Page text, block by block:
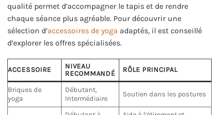
qualité permet d’accompagner le tapis et de rendre
chaque séance plus agréable. Pour découvrir une
sélection d’accessoires de yoga adaptés, il est conseillé
d’explorer les offres spécialisées.
ACCESSOIRE
NIVEAU
RECOMMANDÉ
RÔLE PRINCIPAL
Briques de
yoga
Débutant,
Intermédiaire
Soutien dans les postures